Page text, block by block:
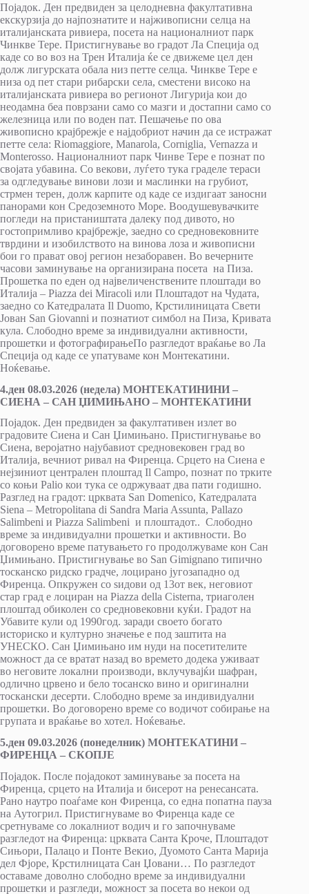
Појадок. Ден предвиден за целодневна факултативна
екскурзија до најпознатите и најживописни селца на
италијанската ривиера, посета на националниот парк
Чинкве Тере. Пристигнување во градот Ла Специја од
каде со во воз на Трен Италија ќе се движеме цел ден
долж лигурската обала низ петте селца. Чинкве Тере e
низа од пет стари рибарски села, сместени високо на
италијанската ривиера во регионот Лигурија кои до
неодамна беа поврзани само со мазги и достапни само со
железница или по воден пат. Пешачење по ова
живописно крајбрежје е најдобриот начин да се истражат
петте села: Riomaggiore, Manarola, Corniglia, Vernazza и
Monterosso. Националниот парк Чинве Тере е познат по
својата убавина. Со векови, луѓето тука граделе тераси
за одгледување винови лози и маслинки на грубиот,
стрмен терен, долж карпите од каде се издигаат заносни
панорами кон Средоземното Море. Воодушевувачките
погледи на пристаништата далеку под дивото, но
гостопримливо крајбрежје, заедно со средновековните
тврдини и изобилството на винова лоза и живописни
бои го прават овој регион незаборавен. Во вечерните
часови заминување на организирана посета на Пиза.
Прошетка по еден од највеличенствените плоштади во
Италија – Piazza dei Miracoli или Плоштадот на Чудата,
заедно со Катедралата Il Duomo, Крстилиницата Свети
Јован San Giovanni и познатиот симбол на Пиза, Кривата
кула. Слободно време за индивидуални активности,
прошетки и фотографирањеПо разгледот враќање во Ла
Специја од каде се упатуваме кон Монтекатини.
Ноќевање.
4.ден 08.03.2026 (недела) МОНТЕКАТИНИНИ –
СИЕНА – САН ЏИМИЊАНО – МОНТЕКАТИНИ
Појадок. Ден предвиден за факултативен излет во
градовите Сиена и Сан Џимињано. Пристигнување во
Сиена, веројатно најубавиот средновековен град во
Италија, вечниот ривал на Фиренца. Срцето на Сиена е
нејзиниот централен плоштад Il Campo, познат по трките
со коњи Palio кои тука се одржуваат два пати годишно.
Разглед на градот: црквата San Domenico, Катедралата
Siena – Metropolitana di Sandra Maria Assunta, Pallazo
Salimbeni и Piazza Salimbeni и плоштадот.. Слободно
време за индивидуални прошетки и активности. Во
договорено време патувањето го продолжуваме кон Сан
Џимињано. Пристигнување во San Gimignano типично
тосканско ридско градче, лоцирано југозападно од
Фиренца. Опкружен со ѕидови од 13от век, неговиот
стар град е лоциран на Piazza della Cisterna, триаголен
плоштад обиколен со средновековни куќи. Градот на
Убавите кули од 1990год. заради своето богато
историско и културно значење е под заштита на
УНЕСКО. Сан Џимињано им нуди на посетителите
можност да се вратат назад во времето додека уживаат
во неговите локални производи, вклучувајќи шафран,
одлично црвено и бело тосанско вино и оригинални
тоскански десерти. Слободно време за индивидуални
прошетки. Во договорено време со водичот собирање на
групата и враќање во хотел. Ноќевање.
5.ден 09.03.2026 (понеделник) МОНТЕКАТИНИ –
ФИРЕНЦА – СКОПЈЕ
Појадок. После појадокот заминување за посета на
Фиренца, срцето на Италија и бисерот на ренесансата.
Рано наутро поаѓаме кон Фиренца, со една попатна пауза
на Аутогрил. Пристигнуваме во Фиренца каде се
сретнуваме со локалниот водич и го започнуваме
разгледот на Фиренца: црквата Санта Кроче, Плоштадот
Сињори, Палацо и Понте Векио, Дуомото Санта Марија
дел Фјоре, Крстилницата Сан Џовани… По разгледот
оставаме доволно слободно време за индивидуални
прошетки и разгледи, можност за посета во некои од